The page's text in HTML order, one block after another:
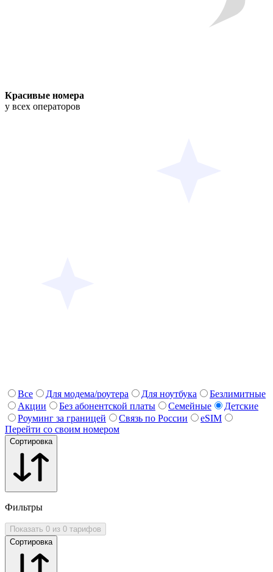
Красивые номера
у всех операторов
Все Для модема/роутера Для ноутбука
Безлимитные
Акции
Без абонентской платы Семейные
Детские
Роуминг за границей
Связь по России
eSIM
Перейти со своим номером
Сортировка
Фильтры
Показать 0 из 0 тарифов
Сортировка